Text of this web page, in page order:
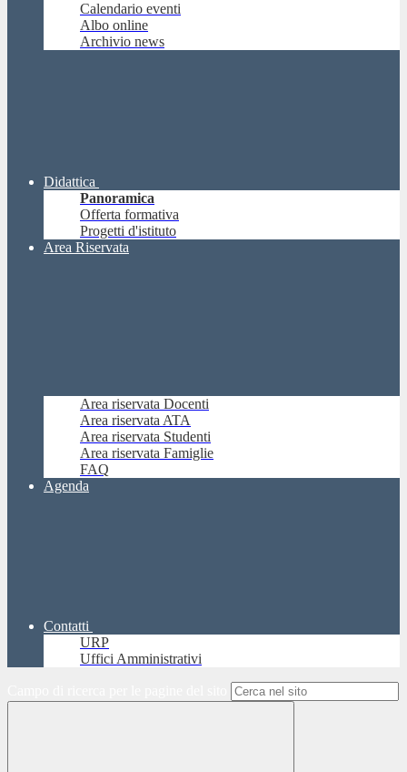
Calendario eventi
Albo online
Archivio news
Didattica
Panoramica
Offerta formativa
Progetti d'istituto
Area Riservata
Area riservata Docenti
Area riservata ATA
Area riservata Studenti
Area riservata Famiglie
FAQ
Agenda
Contatti
URP
Uffici Amministrativi